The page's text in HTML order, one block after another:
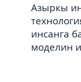
Азыркы
инсанга
моделин